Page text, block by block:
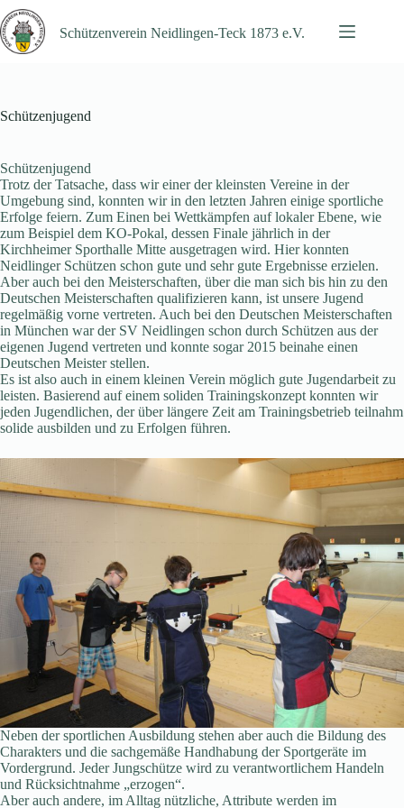
Zum
Inhalt
springen
Schützenverein Neidlingen-Teck 1873 e.V.
Schützenjugend
Schützenjugend
Trotz der Tatsache, dass wir einer der kleinsten Vereine in der
Umgebung sind, konnten wir in den letzten Jahren einige sportliche
Erfolge feiern. Zum Einen bei Wettkämpfen auf lokaler Ebene, wie
zum Beispiel dem KO-Pokal, dessen Finale jährlich in der
Kirchheimer Sporthalle Mitte ausgetragen wird. Hier konnten
Neidlinger Schützen schon gute und sehr gute Ergebnisse erzielen.
Aber auch bei den Meisterschaften, über die man sich bis hin zu den
Deutschen Meisterschaften qualifizieren kann, ist unsere Jugend
regelmäßig vorne vertreten. Auch bei den Deutschen Meisterschaften
in München war der SV Neidlingen schon durch Schützen aus der
eigenen Jugend vertreten und konnte sogar 2015 beinahe einen
Deutschen Meister stellen.
Es ist also auch in einem kleinen Verein möglich gute Jugendarbeit zu
leisten. Basierend auf einem soliden Trainingskonzept konnten wir
jeden Jugendlichen, der über längere Zeit am Trainingsbetrieb teilnahm
solide ausbilden und zu Erfolgen führen.
Neben der sportlichen Ausbildung stehen aber auch die Bildung des
Charakters und die sachgemäße Handhabung der Sportgeräte im
Vordergrund. Jeder Jungschütze wird zu verantwortlichem Handeln
und Rücksichtnahme „erzogen“.
Aber auch andere, im Alltag nützliche, Attribute werden im